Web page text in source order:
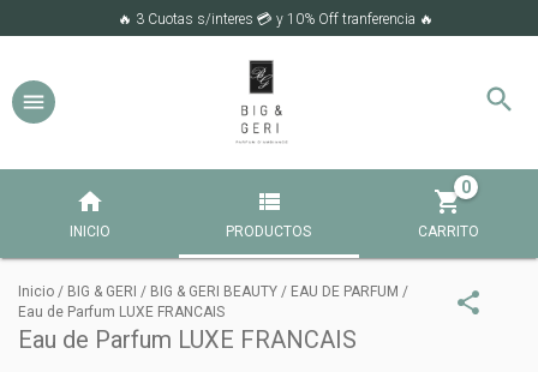
🔥 3 Cuotas s/interes 💳 y 10% Off tranferencia 🔥
INICIO PRODUCTOS CARRITO
0
Inicio / BIG & GERI / BIG & GERI BEAUTY / EAU DE PARFUM /
Eau de Parfum LUXE FRANCAIS
Eau de Parfum LUXE FRANCAIS